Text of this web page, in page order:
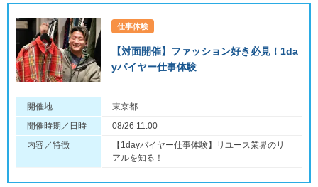
仕事体験
【対面開催】ファッション好き必見！1da
yバイヤー仕事体験
開催地
東京都
開催時期／日時
08/26 11:00
内容／特徴
【1dayバイヤー仕事体験】リユース業界のリ
アルを知る！